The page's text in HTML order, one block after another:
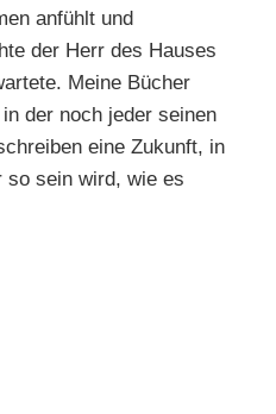
anfühlt und
der Herr des Hauses
Meine Bücher
der noch jeder seinen
eine Zukunft, in
so sein wird, wie es